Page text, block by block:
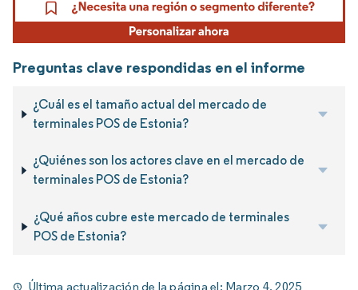
Preguntas clave respondidas en el informe
¿Cuál es el tamaño actual del mercado de
terminales POS de Estonia?
¿Quiénes son los actores clave en el mercado de
terminales POS de Estonia?
¿Qué años cubre este mercado de terminales
POS de Estonia?
Última actualización de la página el: Marzo 4, 2025